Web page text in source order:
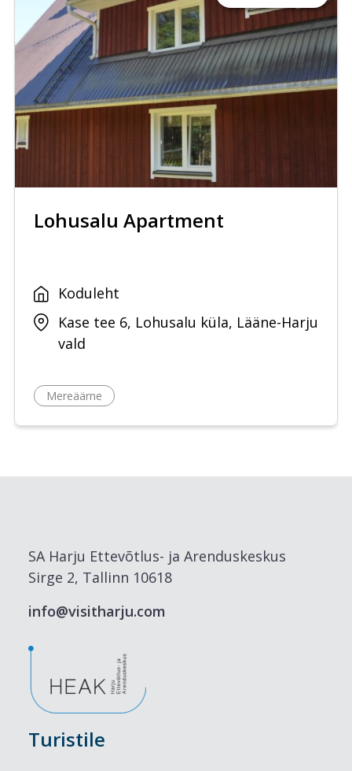
Lohusalu Apartment
Koduleht
Kase tee 6, Lohusalu küla, Lääne-Harju
vald
Mereäärne
SA Harju Ettevõtlus- ja Arenduskeskus
Sirge 2, Tallinn 10618
info@visitharju.com
Turistile